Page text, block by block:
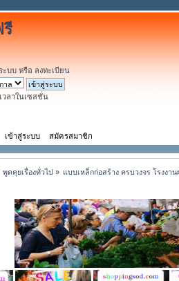
ะบบ หรือ ลงทะเบียน
วลาในเซสชั่น
เข้าสู่ระบบ สมัครสมาชิก
พูดคุยเรื่องทั่วไป » แบบเหล็กก่อสร้าง ครบวงจร โรงงา